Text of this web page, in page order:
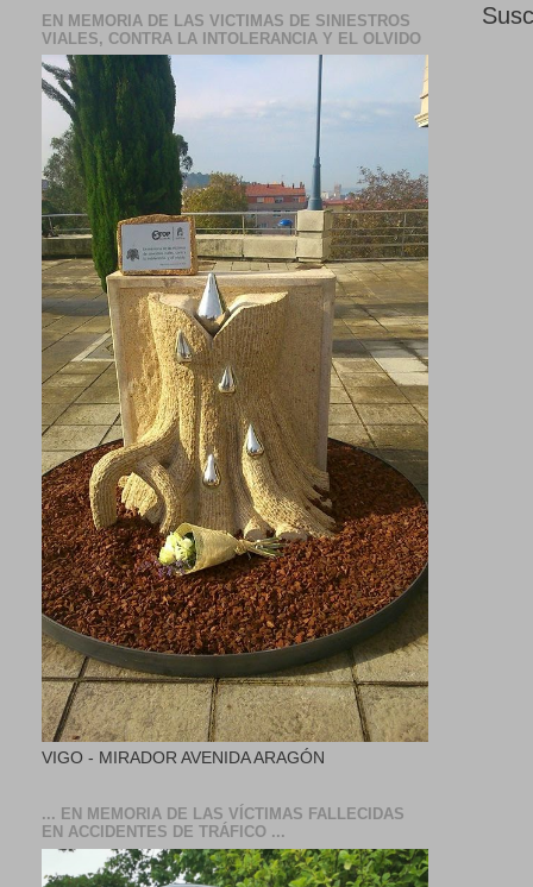
EN MEMORIA DE LAS VICTIMAS DE SINIESTROS
VIALES, CONTRA LA INTOLERANCIA Y EL OLVIDO
VIGO - MIRADOR AVENIDA ARAGÓN
... EN MEMORIA DE LAS VÍCTIMAS FALLECIDAS
EN ACCIDENTES DE TRÁFICO ...